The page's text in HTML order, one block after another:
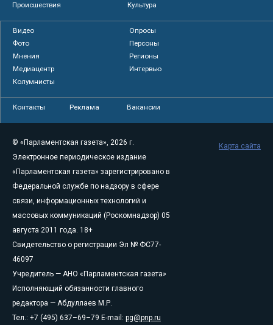
Происшествия
Культура
Видео
Опросы
Фото
Персоны
Мнения
Регионы
Медиацентр
Интервью
Колумнисты
Контакты Реклама Вакансии
© «Парламентская газета», 2026 г.
Электронное периодическое издание
«Парламентская газета» зарегистрировано в
Федеральной службе по надзору в сфере
связи, информационных технологий и
массовых коммуникаций (Роскомнадзор) 05
августа 2011 года. 18+
Свидетельство о регистрации Эл № ФС77-
46097
Учредитель — АНО «Парламентская газета»
Исполняющий обязанности главного
редактора — Абдуллаев М.Р.
Тел.: +7 (495) 637–69–79 E-mail: pg@pnp.ru
Карта сайта